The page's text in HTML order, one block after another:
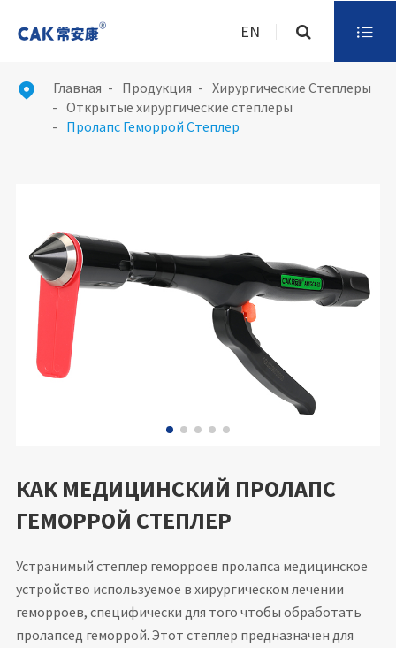
EN 
 Главная Продукция
Хирургические Степлеры
Открытые хирургические степлеры
Пролапс Геморрой Степлер
КАК МЕДИЦИНСКИЙ ПРОЛАПС
ГЕМОРРОЙ СТЕПЛЕР
Устранимый степлер геморроев пролапса медицинское
устройство используемое в хирургическом лечении
геморроев, специфически для того чтобы обработать
пролапсед геморрой. Этот степлер предназначен для